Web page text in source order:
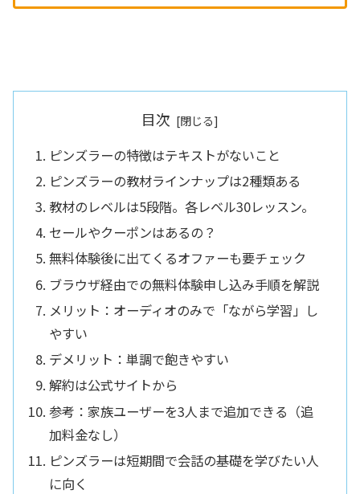
目次
ピンズラーの特徴はテキストがないこと
ピンズラーの教材ラインナップは2種類ある
教材のレベルは5段階。各レベル30レッスン。
セールやクーポンはあるの？
無料体験後に出てくるオファーも要チェック
ブラウザ経由での無料体験申し込み手順を解説
メリット：オーディオのみで「ながら学習」し
やすい
デメリット：単調で飽きやすい
解約は公式サイトから
参考：家族ユーザーを3人まで追加できる（追
加料金なし）
ピンズラーは短期間で会話の基礎を学びたい人
に向く